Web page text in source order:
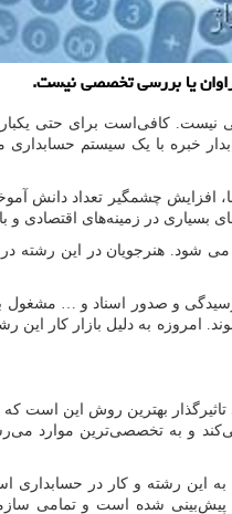
یا بررسی تخصصی نیست.
نیست. کافی‌است برای حتی
خبره با یک سیستم حسابداری
چشمگیر تعداد دانش
در زمینه‌های اقتصادی و
شود. هنرجویان در این رشته
رسیدگی و صدور اسناد و …
امروزه به دلیل بازار کار
بهترین روش این است
و به تخصصیترین موارد
به این رشته و کار در
پیش‌بینی شده است و تمامی